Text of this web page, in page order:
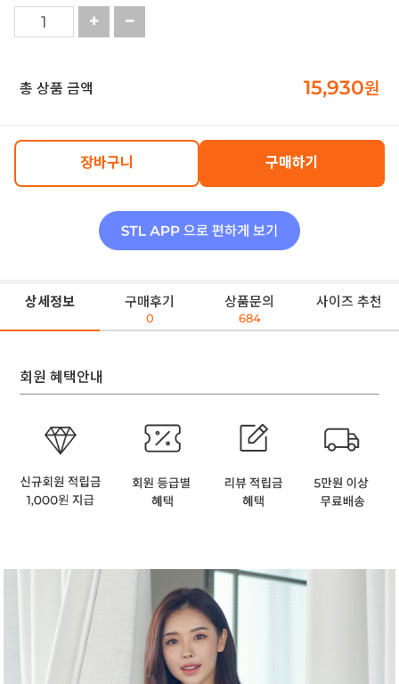
총 상품 금액 15,930원
장바구니 구매하기
상세정보 구매후기
0
상품문의
684
사이즈 추천
회원 혜택안내